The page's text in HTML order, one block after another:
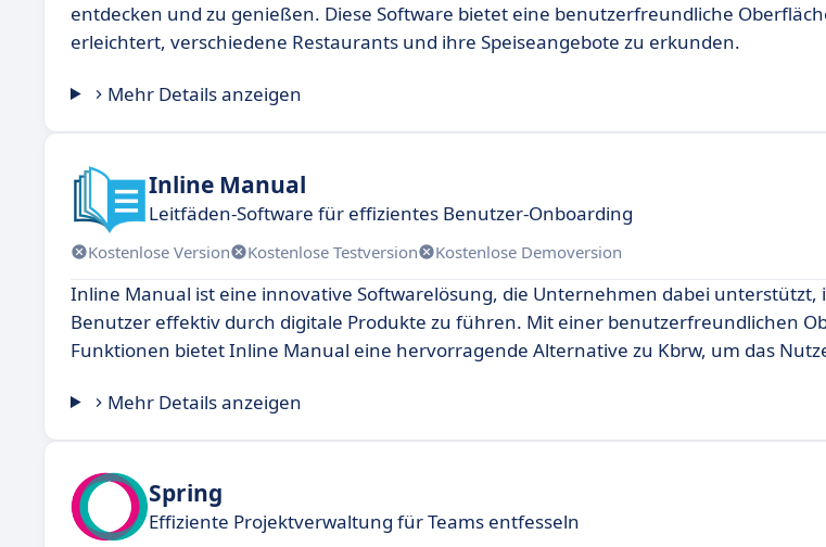
entdecken und zu genießen. Diese Software bietet eine benutzerfreundliche
erleichtert, verschiedene Restaurants und ihre Speiseangebote zu erkunden.
Mehr Details anzeigen
Inline Manual
Leitfäden-Software für effizientes Benutzer-Onboarding
Kostenlose Version Kostenlose Testversion Kostenlose Demoversion
Inline Manual ist eine innovative Softwarelösung, die Unternehmen dabei
Benutzer effektiv durch digitale Produkte zu führen. Mit einer benutzerfreundlichen
Funktionen bietet Inline Manual eine hervorragende Alternative zu Kbrw, um das
Mehr Details anzeigen
Spring
Effiziente Projektverwaltung für Teams entfesseln